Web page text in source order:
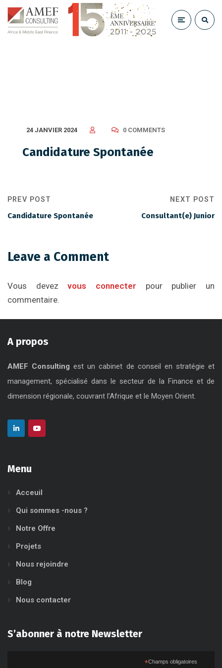
24 JANVIER 2024 0 COMMENTS
Candidature Spontanée
PREV POST
Candidature Spontanée
NEXT POST
Consultant(e) Junior
Leave a Comment
Vous devezvous connecter pour publier un
commentaire.
A propos
AMEF Consulting est un cabinet de conseil en stratégie et
management, spécialisé dans le secteur de la Finance et de
dimension régionale, couvrant l’Afrique et le Moyen Orient.
Menu
Acceuil
Qui sommes -nous ?
Notre Offre
Projets
Nous rejoindre
Blog
Nous contacter
S’abonner à notre Newsletter
*Champs obligatoires